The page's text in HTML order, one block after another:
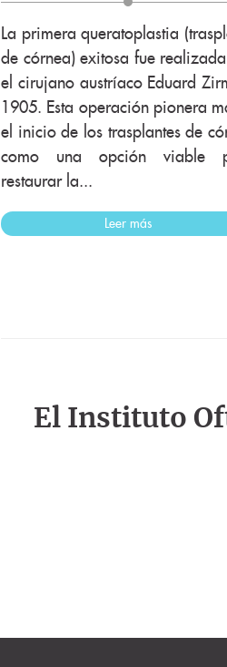
La primera queratoplastia
de córnea) exitosa fue
el cirujano austríaco Eduard
1905. Esta operación pionera
el inicio de los trasplantes de
como una opción viable
restaurar la...
Leer más
El Instituto